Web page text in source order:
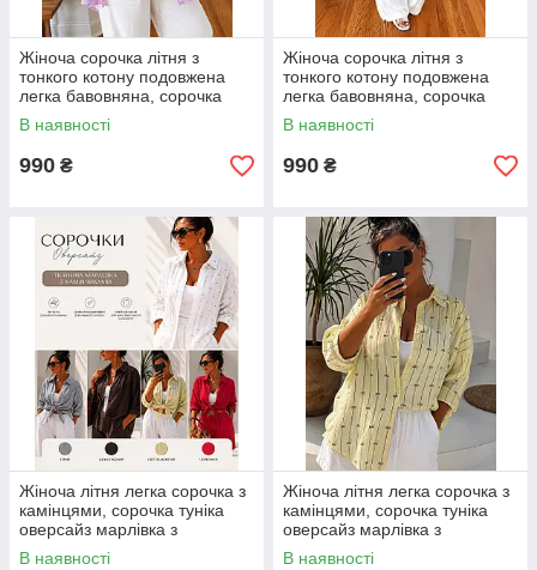
Жіноча сорочка літня з
тонкого котону подовжена
легка бавовняна, сорочка
туніка оверсайз розмір 42–52
В наявності
990 ₴
Жіноча сорочка літня з
тонкого котону подовжена
легка бавовняна, сорочка
туніка оверсайз розмір 42–52
В наявності
990 ₴
Жіноча літня легка сорочка з
камінцями, сорочка туніка
оверсайз марлівка з
камінцями розмір 42–52
В наявності
Жіноча літня легка сорочка з
камінцями, сорочка туніка
оверсайз марлівка з
камінцями розмір 42–52
В наявності